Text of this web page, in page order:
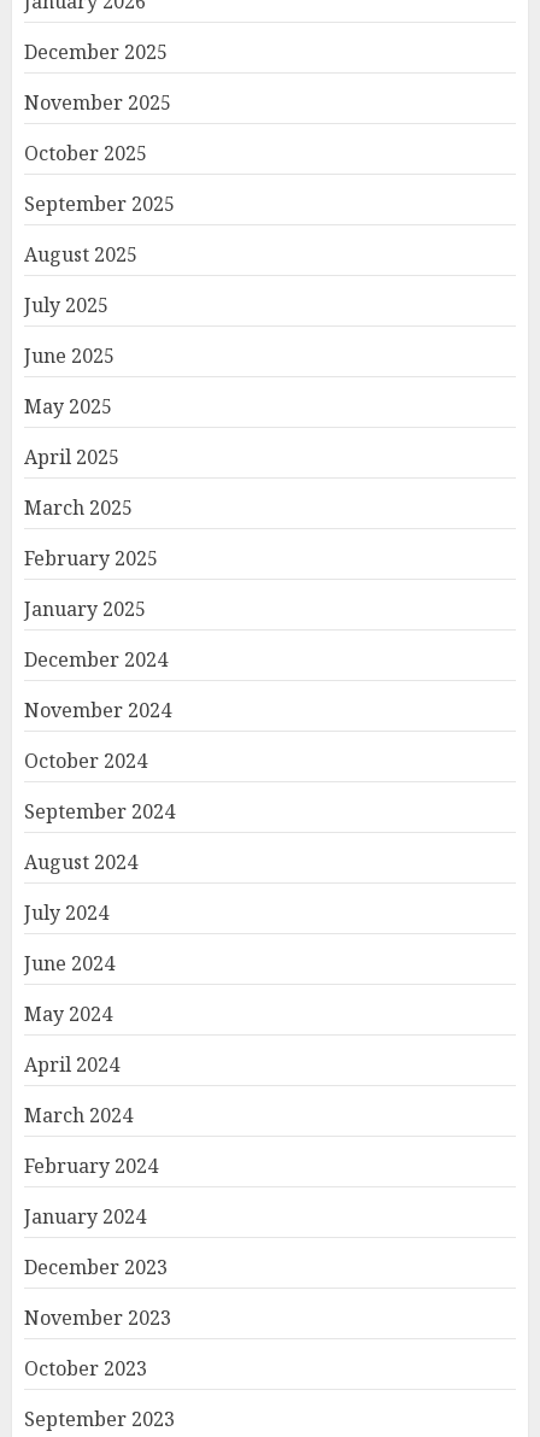
December 2025
November 2025
October 2025
September 2025
August 2025
July 2025
June 2025
May 2025
April 2025
March 2025
February 2025
January 2025
December 2024
November 2024
October 2024
September 2024
August 2024
July 2024
June 2024
May 2024
April 2024
March 2024
February 2024
January 2024
December 2023
November 2023
October 2023
September 2023